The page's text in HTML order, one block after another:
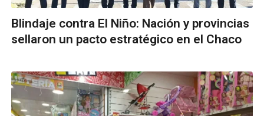
Blindaje contra El Niño: Nación y provincias
sellaron un pacto estratégico en el Chaco